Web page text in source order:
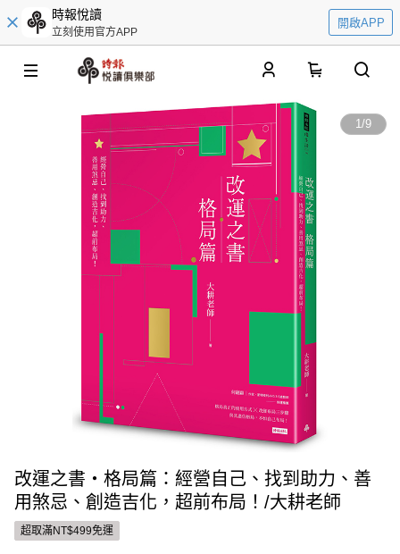
時報悅讀
立刻使用官方APP
開啟APP
1/9
改運之書‧格局篇：經營自己、找到助力、善
用煞忌、創造吉化，超前布局！/大耕老師
超取滿NT$499免運